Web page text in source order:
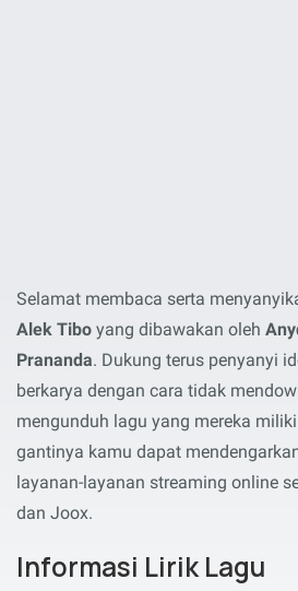
Selamat membaca serta
Alek Tibo yang dibawakan oleh
Prananda. Dukung terus penyanyi
berkarya dengan cara tidak
mengunduh lagu yang mereka
gantinya kamu dapat
layanan-layanan streaming online
dan Joox.
Informasi Lirik Lagu